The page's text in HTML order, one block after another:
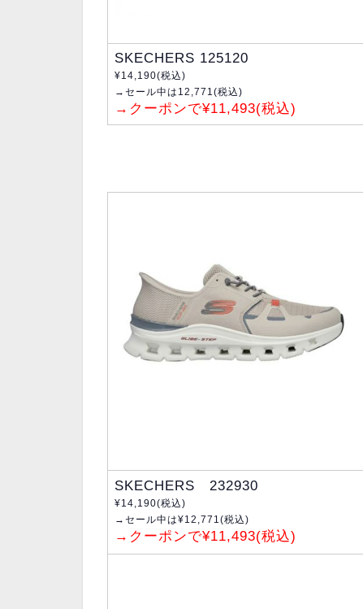
SKECHERS 125120
¥14,190(税込)
→セール中は12,771(税込)
→クーポンで¥11,493(税込)
SKECHERS 232930
¥14,190(税込)
→セール中は¥12,771(税込)
→クーポンで¥11,493(税込)